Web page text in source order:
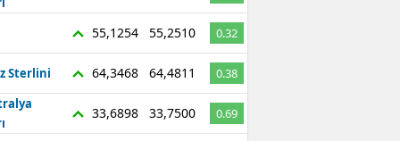
55,1254 55,2510 0.32
Sterlini 64,3468 64,4811
0.38
33,6898 33,7500 0.69